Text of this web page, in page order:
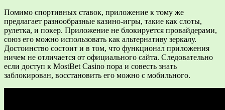
Помимо спортивных ставок, приложение к тому же
предлагает разнообразные казино-игры, такие как слоты,
рулетка, и покер. Приложение не блокируется провайдерами,
союз его можно использовать как альтернативу зеркалу.
Достоинство состоит и в том, что функционал приложения
ничем не отличается от официального сайта. Следовательно
если доступ к MostBet Casino пора и совесть знать
заблокирован, восстановить его можно с мобильного.